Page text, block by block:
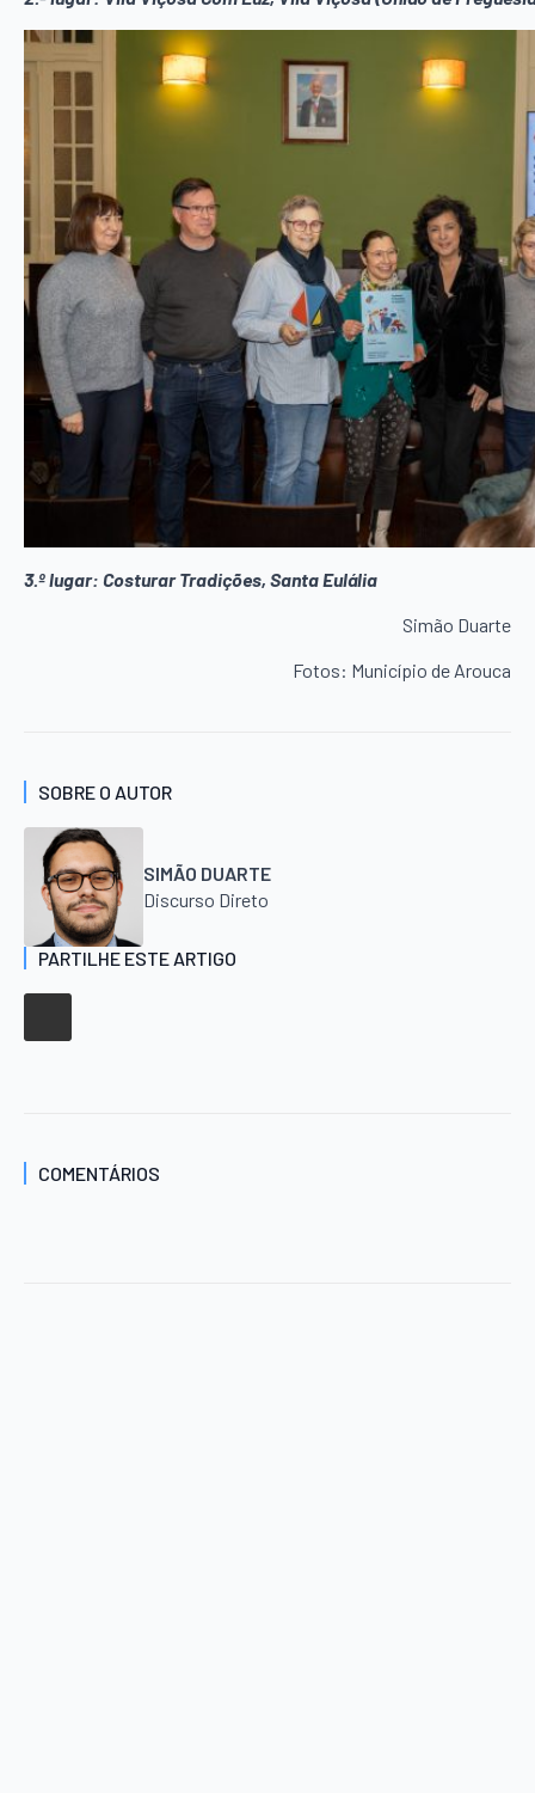
3.º lugar: Costurar Tradições, Santa Eulália
Simão Duarte
Fotos: Município de Arouca
SOBRE O AUTOR
SIMÃO DUARTE
Discurso Direto
PARTILHE ESTE ARTIGO
COMENTÁRIOS